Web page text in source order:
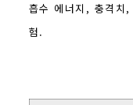
흡수 에너지, 충격치
험.